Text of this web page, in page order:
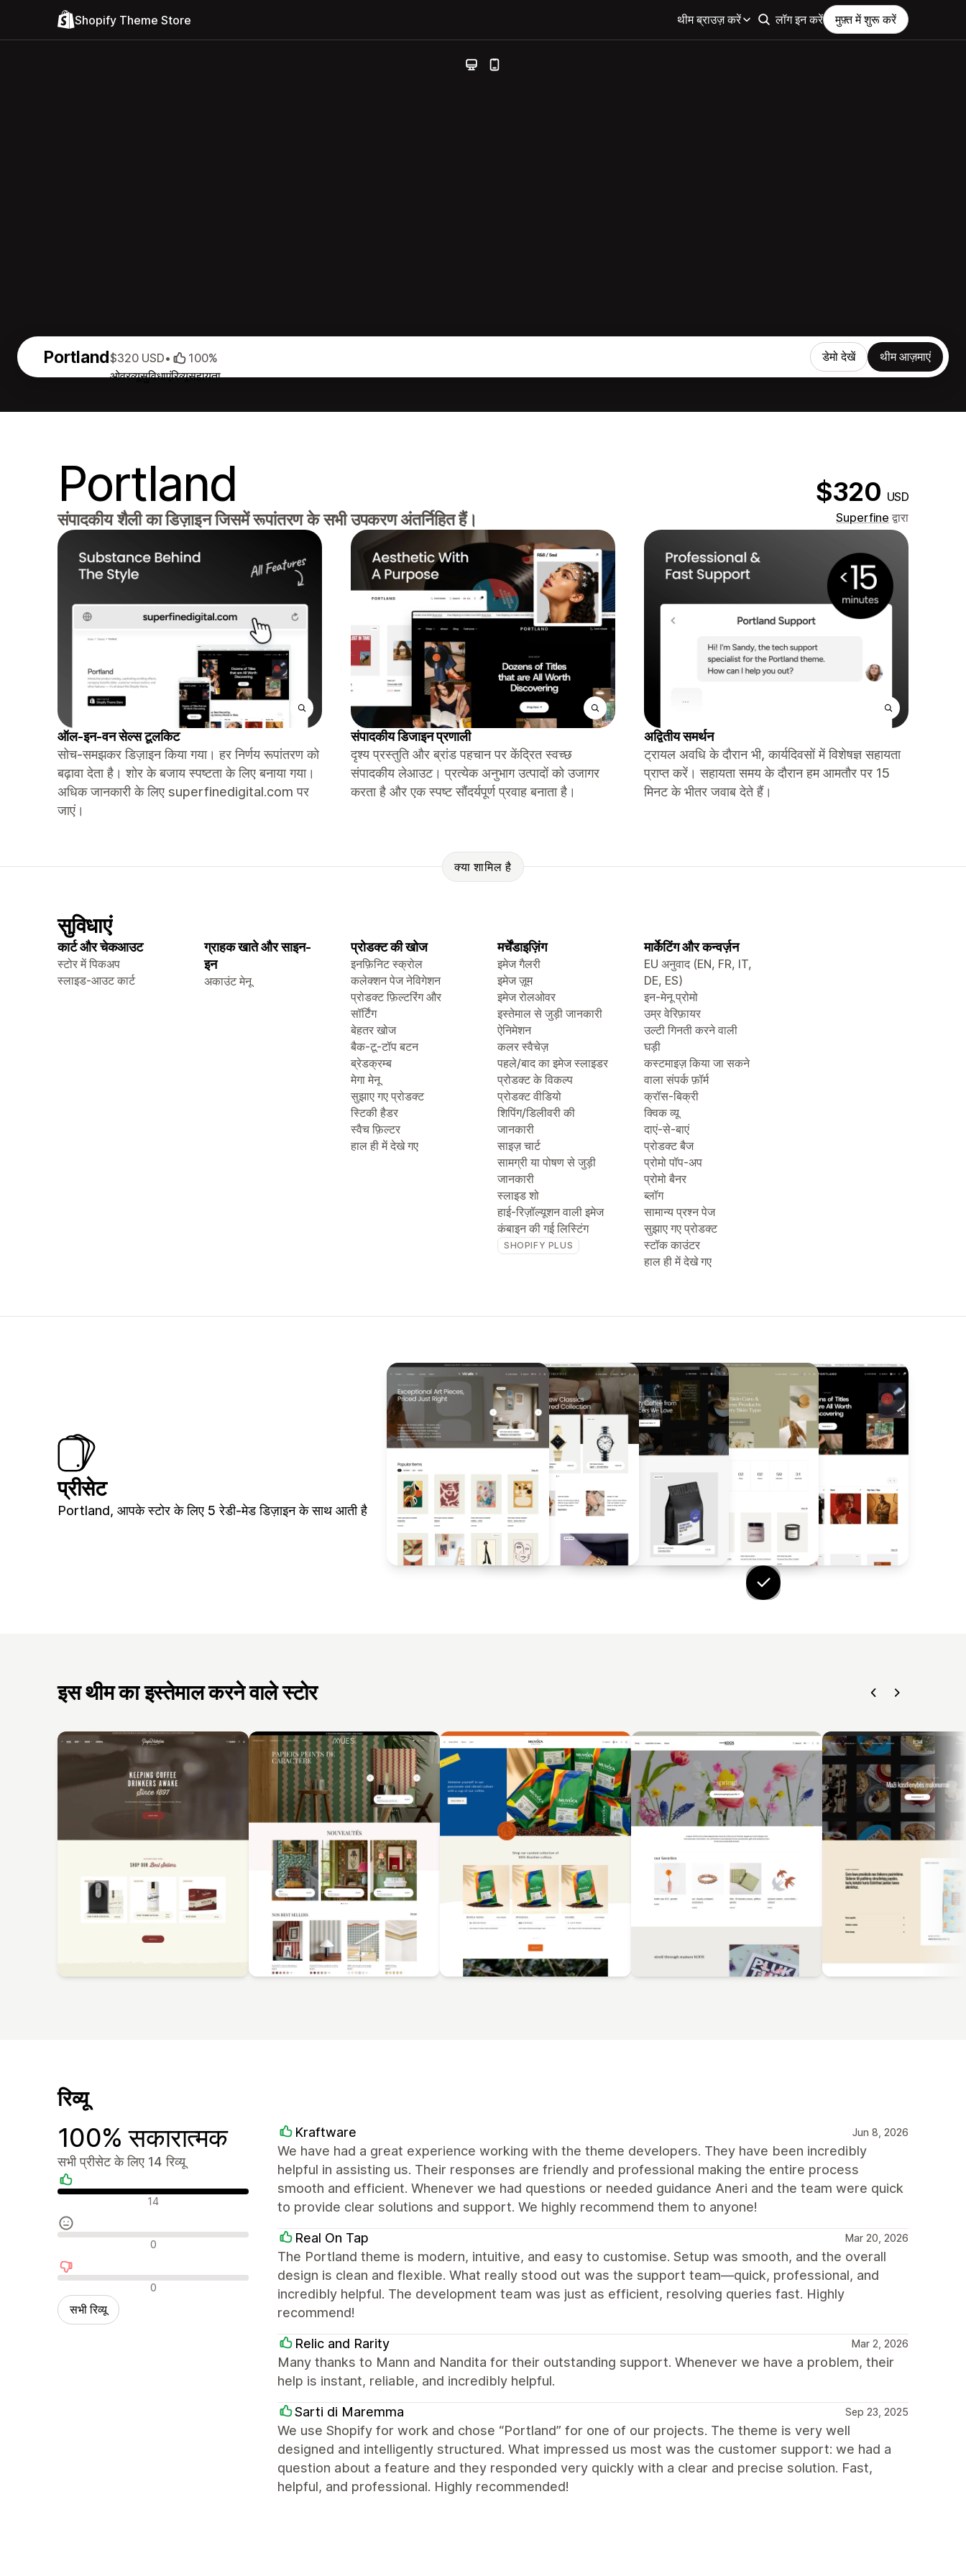
Shopify Theme Store थीम ब्राउज़ करें लॉग इन करें मुफ़्त में शुरू करें
Portland
ओवरव्यूसुविधाएंरिव्यूसहायता
$320 USD• 100% डेमो देखें थीम आज़माएं
Portland $320 USD
संपादकीय शैली का डिज़ाइन जिसमें रूपांतरण के सभी उपकरण अंतर्निहित हैं। Superfine द्वारा
ऑल-इन-वन सेल्स टूलकिट
सोच-समझकर डिज़ाइन किया गया। हर निर्णय रूपांतरण को
बढ़ावा देता है। शोर के बजाय स्पष्टता के लिए बनाया गया।
अधिक जानकारी के लिए superfinedigital.com पर
जाएं।
संपादकीय डिजाइन प्रणाली
दृश्य प्रस्तुति और ब्रांड पहचान पर केंद्रित स्वच्छ
संपादकीय लेआउट। प्रत्येक अनुभाग उत्पादों को उजागर
करता है और एक स्पष्ट सौंदर्यपूर्ण प्रवाह बनाता है।
अद्वितीय समर्थन
ट्रायल अवधि के दौरान भी, कार्यदिवसों में विशेषज्ञ सहायता
प्राप्त करें। सहायता समय के दौरान हम आमतौर पर 15
मिनट के भीतर जवाब देते हैं।
क्या शामिल है
सुविधाएं
कार्ट और चेकआउट
स्टोर में पिकअप
स्लाइड-आउट कार्ट
ग्राहक खाते और साइन-
इन
अकाउंट मेनू
प्रोडक्ट की खोज
इनफ़िनिट स्क्रोल
कलेक्शन पेज नेविगेशन
प्रोडक्ट फ़िल्टरिंग और
सॉर्टिंग
बेहतर खोज
बैक-टू-टॉप बटन
ब्रेडक्रम्ब
मेगा मेनू
सुझाए गए प्रोडक्ट
स्टिकी हैडर
स्वैच फ़िल्टर
हाल ही में देखे गए
मर्चेंडाइज़िंग
इमेज गैलरी
इमेज ज़ूम
इमेज रोलओवर
इस्तेमाल से जुड़ी जानकारी
ऐनिमेशन
कलर स्वैचेज़
पहले/बाद का इमेज स्लाइडर
प्रोडक्ट के विकल्प
प्रोडक्ट वीडियो
शिपिंग/डिलीवरी की
जानकारी
साइज़ चार्ट
सामग्री या पोषण से जुड़ी
जानकारी
स्लाइड शो
हाई-रिज़ॉल्यूशन वाली इमेज
कंबाइन की गई लिस्टिंग
SHOPIFY PLUS
मार्केटिंग और कन्वर्ज़न
EU अनुवाद (EN, FR, IT,
DE, ES)
इन-मेनू प्रोमो
उम्र वेरिफ़ायर
उल्टी गिनती करने वाली
घड़ी
कस्टमाइज़ किया जा सकने
वाला संपर्क फ़ॉर्म
क्रॉस-बिक्री
क्विक व्यू
दाएं-से-बाएं
प्रोडक्ट बैज
प्रोमो पॉप-अप
प्रोमो बैनर
ब्लॉग
सामान्य प्रश्न पेज
सुझाए गए प्रोडक्ट
स्टॉक काउंटर
हाल ही में देखे गए
प्रीसेट
Portland, आपके स्टोर के लिए 5 रेडी-मेड डिज़ाइन के साथ आती है
इस थीम का इस्तेमाल करने वाले स्टोर
रिव्यू
100% सकारात्मक
सभी प्रीसेट के लिए 14 रिव्यू
सकारात्मक रिव्यू 14
न्यूट्रल रिव्यू 0
नकारात्मक रिव्यू 0
सभी रिव्यू
Kraftware Jun 8, 2026
We have had a great experience working with the theme developers. They have been incredibly
helpful in assisting us. Their responses are friendly and professional making the entire process
smooth and efficient. Whenever we had questions or needed guidance Aneri and the team were quick
to provide clear solutions and support. We highly recommend them to anyone!
Real On Tap Mar 20, 2026
The Portland theme is modern, intuitive, and easy to customise. Setup was smooth, and the overall
design is clean and flexible. What really stood out was the support team—quick, professional, and
incredibly helpful. The development team was just as efficient, resolving queries fast. Highly
recommend!
Relic and Rarity Mar 2, 2026
Many thanks to Mann and Nandita for their outstanding support. Whenever we have a problem, their
help is instant, reliable, and incredibly helpful.
Sarti di Maremma Sep 23, 2025
We use Shopify for work and chose “Portland” for one of our projects. The theme is very well
designed and intelligently structured. What impressed us most was the customer support: we had a
question about a feature and they responded very quickly with a clear and precise solution. Fast,
helpful, and professional. Highly recommended!